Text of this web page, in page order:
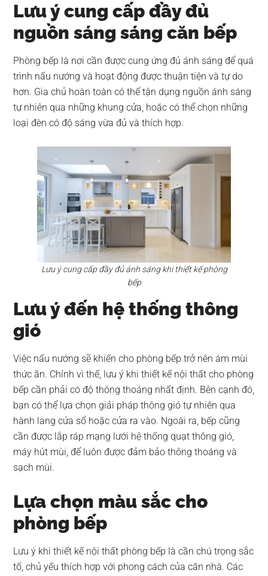
Lưu ý cung cấp đầy đủ
nguồn sáng sáng căn bếp
Phòng bếp là nơi cần được cung ứng đủ ánh sáng để quá
trình nấu nướng và hoạt động được thuận tiện và tự do
hơn. Gia chủ hoàn toàn có thể tận dụng nguồn ánh sáng
tự nhiên qua những khung cửa, hoặc có thể chọn những
loại đèn có độ sáng vừa đủ và thích hợp.
Lưu ý cung cấp đầy đủ ánh sáng khi thiết kế phòng
bếp
Lưu ý đến hệ thống thông
gió
Việc nấu nướng sẽ khiến cho phòng bếp trở nên ám mùi
thức ăn. Chính vì thế, lưu ý khi thiết kế nội thất cho phòng
bếp cần phải có độ thông thoáng nhất định. Bên cạnh đó,
bạn có thể lựa chọn giải pháp thông gió tự nhiên qua
hành lang cửa sổ hoặc cửa ra vào. Ngoài ra, bếp cũng
cần được lắp ráp mạng lưới hệ thống quạt thông gió,
máy hút mùi, để luôn được đảm bảo thông thoáng và
sạch mùi.
Lựa chọn màu sắc cho
phòng bếp
Lưu ý khi thiết kế nội thất phòng bếp là cần chú trọng sắc
tố, chủ yếu thích hợp với phong cách của căn nhà. Các